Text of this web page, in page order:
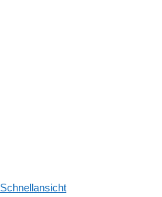
Schnellansicht